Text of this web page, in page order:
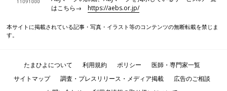
はこちら→https://aebs.or.jp/
本サイトに掲載されている記事・写真・イラスト等のコンテンツの無断転載を禁じま
す。
たまひよについて 利用規約 ポリシー
医師・専門家一覧
サイトマップ
調査・プレスリリース・メディア掲載
広告のご相談